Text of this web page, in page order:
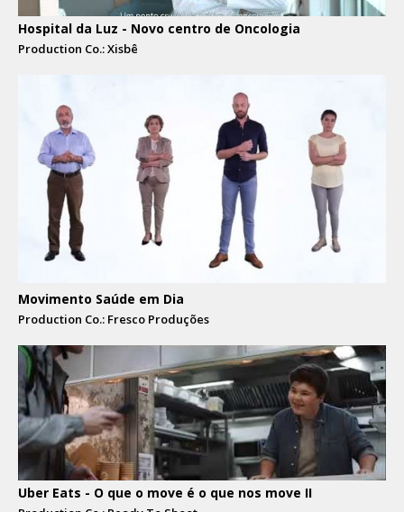
Hospital da Luz - Novo centro de Oncologia
Production Co.: Xisbê
Movimento Saúde em Dia
Production Co.: Fresco Produções
Uber Eats - O que o move é o que nos move II